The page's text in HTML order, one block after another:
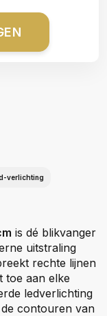
verlichting
is dé blikvanger
uitstraling
rechte lijnen
toe aan elke
ledverlichting
contouren van